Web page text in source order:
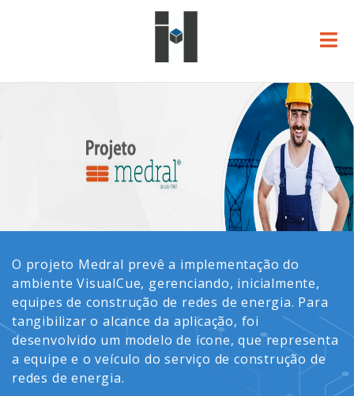
O projeto Medral prevê a implementação do
ambiente VisualCue, gerenciando, inicialmente,
equipes de construção de redes de energia. Para
tangibilizar o alcance da aplicação, foi
desenvolvido um modelo de ícone, que representa
a equipe e o veículo do serviço de construção de
redes de energia.